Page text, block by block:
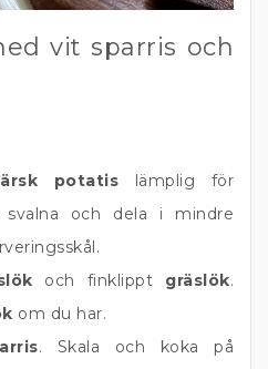
vit sparris och
potatis lämplig för
svalna och dela i mindre
och finklippt gräslök.
om du har.
. Skala och koka på